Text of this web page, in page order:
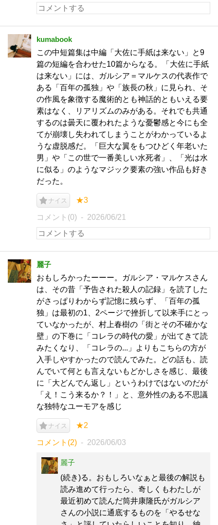
kumabook
この中短篇集は中編「大佐に手紙は来ない」と9
篇の短編を合わせた10篇からなる。「大佐に手紙
は来ない」には、ガルシア＝マルケスの代表作で
ある「百年の孤独」や「族長の秋」に見られ、そ
の作風を象徴する魔術的とも神話的ともいえる要
素はなく、リアリズムのみがある。それでも共通
するのは曇天に覆われたような憂鬱感と今にも全
てが崩壊し失われてしまうことがわかっているよ
うな虚脱感だ。「巨大な翼をもつひどく年老いた
男」や「この世で一番美しい水死者」、「光は水
に似る」のようなマジック要素の強い作品も好き
だった。
ナイス ★3
コメント(0) 2026/06/21
麗子
おもしろかったーーー。ガルシア・マルケスさん
は、その昔「予告された殺人の記録」を読了した
がさっぱりわからず記憶に残らず、「百年の孤
独」は最初の1、2ページで挫折して以来手にとっ
ていなかったが、村上春樹の「街とその不確かな
壁」の下巻に「コレラの時代の愛」が出てきて読
みたくなり、「コレラの...」よりもこちらの方が
入手しやすかったので読んでみた。どの話も、読
んでいて何とも言えないもどかしさを感じ、最後
に「大どんでん返し」というわけではないのだが
「え！こう来るか？！」と、意外性のある不思議
な独特なユーモアを感じ
ナイス ★2
コメント(2) 2026/06/03
麗子
(続き)る。おもしろいなぁと最後の解説も
読み進めて行ったら、奇しくもわたしが
最近初めて読んだ筒井康隆氏がガルシア
さんの小説に通底するものを「やるせな